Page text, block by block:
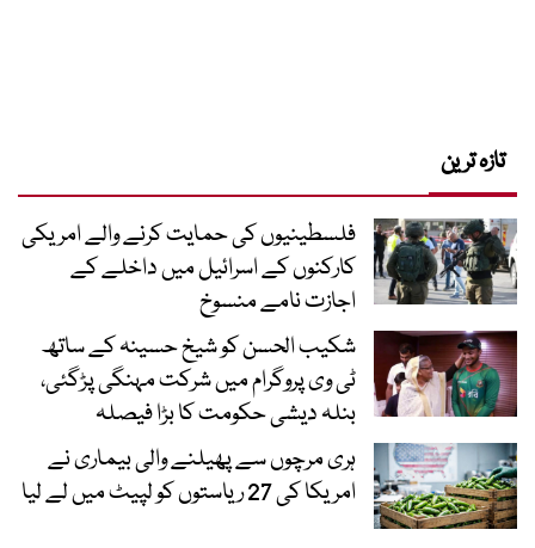
تازہ ترین
فلسطینیوں کی حمایت کرنے والے امریکی
کارکنوں کے اسرائیل میں داخلے کے
اجازت نامے منسوخ
شکیب الحسن کو شیخ حسینہ کے ساتھ
ٹی وی پروگرام میں شرکت مہنگی پڑگئی،
بنلہ دیشی حکومت کا بڑا فیصلہ
ہری مرچوں سے پھیلنے والی بیماری نے
امریکا کی 27 ریاستوں کو لپیٹ میں لے لیا